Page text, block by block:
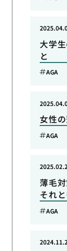
大学
と
AGA
女性
AGA
薄毛
それ
AGA